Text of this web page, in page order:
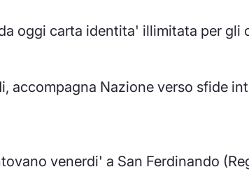
oggi carta identita' illimitata per gli
accompagna Nazione verso sfide
venerdi' a San Ferdinando